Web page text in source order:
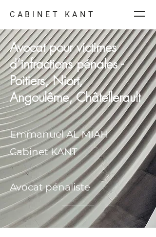
CABINET KANT
Avocat pour victimes
d’infractions pénales -
Poitiers, Niort,
Angoulême, Châtellerault
Emmanuel AL MIAH
Cabinet KANT
Avocat pénaliste